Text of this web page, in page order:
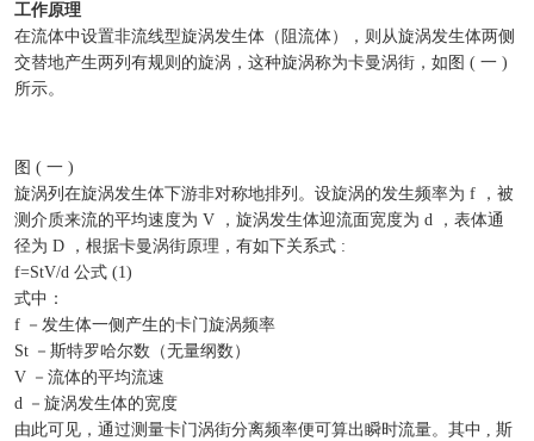
工作原理
在流体中设置非流线型旋涡发生体（阻流体），则从旋涡发生体两侧
交替地产生两列有规则的旋涡，这种旋涡称为卡曼涡街，如图 ( 一 )
所示。
图 ( 一 )
旋涡列在旋涡发生体下游非对称地排列。设旋涡的发生频率为 f ，被
测介质来流的平均速度为 V ，旋涡发生体迎流面宽度为 d ，表体通
径为 D ，根据卡曼涡街原理，有如下关系式 :
f=StV/d 公式 (1)
式中：
f －发生体一侧产生的卡门旋涡频率
St －斯特罗哈尔数（无量纲数）
V －流体的平均流速
d －旋涡发生体的宽度
由此可见，通过测量卡门涡街分离频率便可算出瞬时流量。其中 , 斯